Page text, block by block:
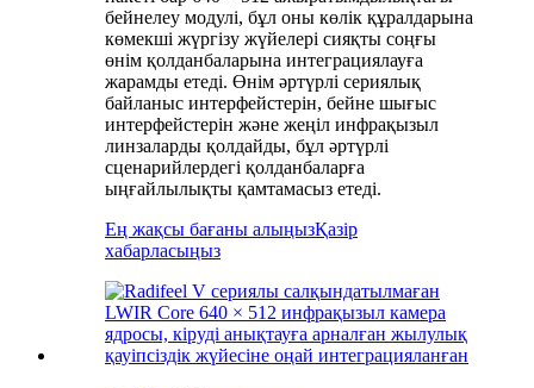
бейнелеу модулі, бұл оны көлік құралдарына
көмекші жүргізу жүйелері сияқты соңғы
өнім қолданбаларына интеграциялауға
жарамды етеді. Өнім әртүрлі сериялық
байланыс интерфейстерін, бейне шығыс
интерфейстерін және жеңіл инфрақызыл
линзаларды қолдайды, бұл әртүрлі
сценарийлердегі қолданбаларға
ыңғайлылықты қамтамасыз етеді.
Ең жақсы бағаны алыңызҚазір
хабарласыңыз